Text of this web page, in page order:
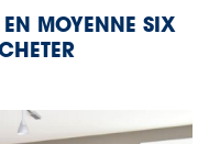
EN MOYENNE SIX